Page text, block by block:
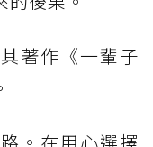
著作《一輩子